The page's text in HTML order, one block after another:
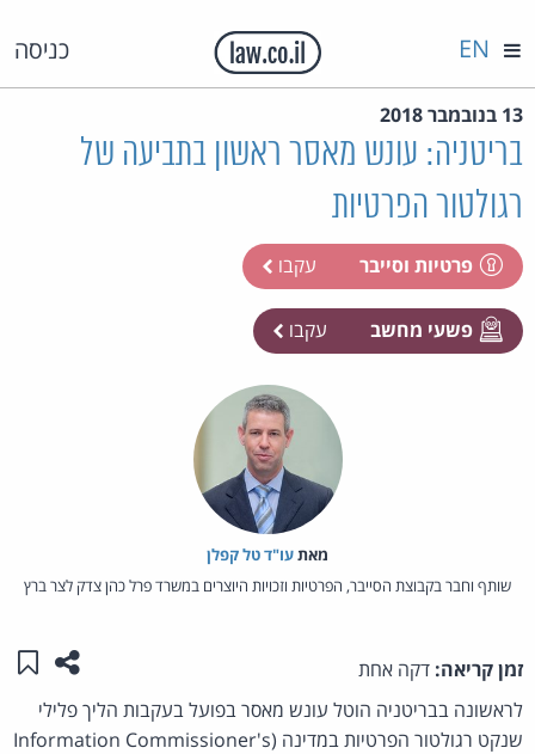
כניסה EN
13 בנובמבר 2018
בריטניה: עונש מאסר ראשון בתביעה של
רגולטור הפרטיות
פרטיות וסייבר עקבו
פשעי מחשב עקבו
מאת‏עו"ד טל קפלן
שותף וחבר בקבוצת הסייבר, הפרטיות וזכויות היוצרים במשרד פרל כהן צדק לצר ברץ
זמן קריאה: דקה אחת שתפו
לראשונה בבריטניה הוטל עונש מאסר בפועל בעקבות הליך פלילי
שנקט רגולטור הפרטיות במדינה (Information Commissioner's